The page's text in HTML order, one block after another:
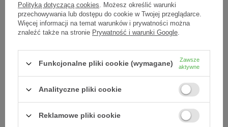
30,00 zł 30,00 zł
Polityką dotyczącą cookies. Możesz określić warunki
przechowywania lub dostępu do cookie w Twojej przeglądarce.
Więcej informacji na temat warunków i prywatności można
znaleźć także na stronie Prywatność i warunki Google.
Funkcjonalne pliki cookie (wymagane)
Zawsze
aktywne
Analityczne pliki cookie
Reklamowe pliki cookie